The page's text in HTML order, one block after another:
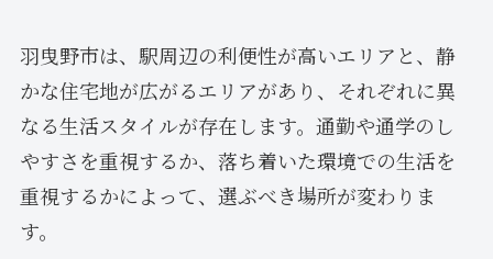
羽曳野市は、駅周辺の利便性が高いエリアと、静
かな住宅地が広がるエリアがあり、それぞれに異
なる生活スタイルが存在します。通勤や通学のし
やすさを重視するか、落ち着いた環境での生活を
重視するかによって、選ぶべき場所が変わりま
す。